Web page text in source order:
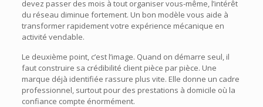
devez passer des mois à tout organiser vous-même, l’intérêt
du réseau diminue fortement. Un bon modèle vous aide à
transformer rapidement votre expérience mécanique en
activité vendable.
Le deuxième point, c’est l’image. Quand on démarre seul, il
faut construire sa crédibilité client pièce par pièce. Une
marque déjà identifiée rassure plus vite. Elle donne un cadre
professionnel, surtout pour des prestations à domicile où la
confiance compte énormément.